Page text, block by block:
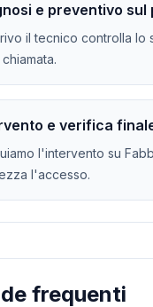
e preventivo sul
il tecnico controlla lo
e verifica
l'intervento su
l'accesso.
frequenti